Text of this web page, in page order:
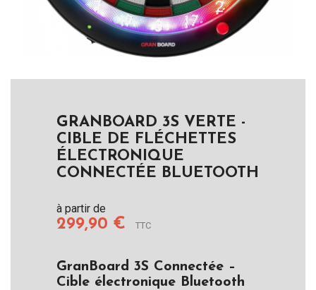
GRANBOARD 3S VERTE -
CIBLE DE FLÉCHETTES
ÉLECTRONIQUE
CONNECTÉE BLUETOOTH
à partir de
299,90 € TTC
GranBoard 3S Connectée –
Cible électronique Bluetooth